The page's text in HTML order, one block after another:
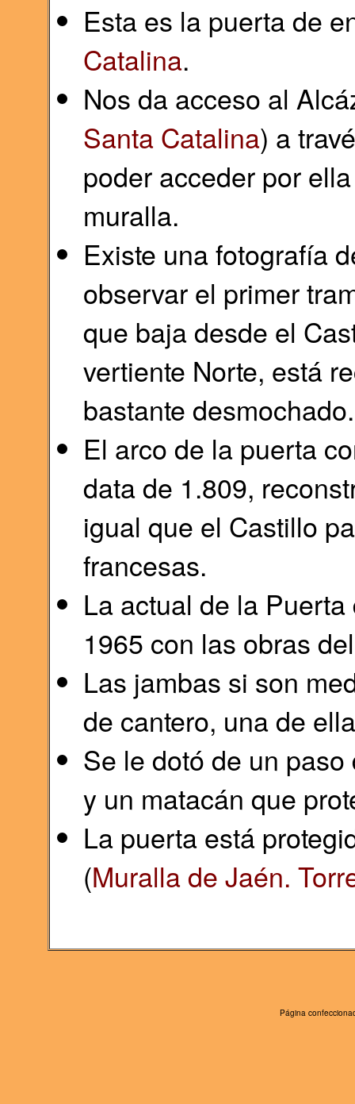
Esta es la puerta de
Catalina.
Nos da acceso al
Santa Catalina) a
poder acceder por
muralla.
Existe una fotografía
observar el primer
que baja desde el
vertiente Norte, está
bastante desmochado.
El arco de la puerta
data de 1.809,
igual que el Castillo
francesas.
La actual de la
1965 con las obras
Las jambas si son
de cantero, una de
Se le dotó de un
y un matacán que
La puerta está
(Muralla de Jaén.
Página